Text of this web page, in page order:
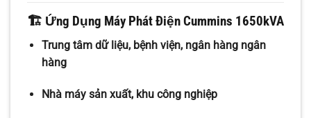
🏗️ Ứng Dụng Máy Phát Điện Cummins 1650kVA
Trung tâm dữ liệu, bệnh viện, ngân hàng ngân
hàng
Nhà máy sản xuất, khu công nghiệp